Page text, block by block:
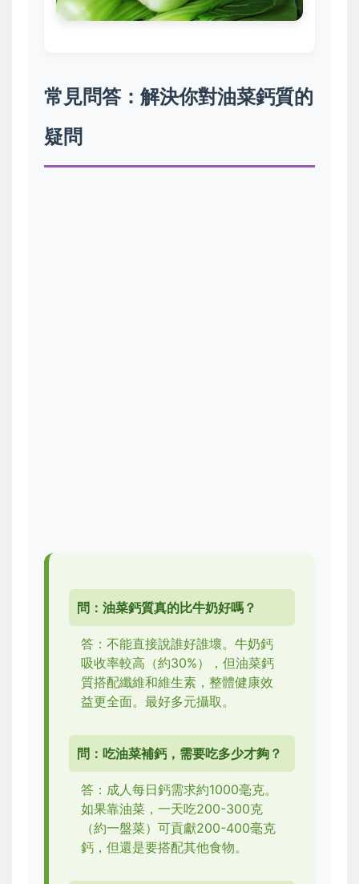
常見問答：解決你對油菜鈣質的
疑問
問：油菜鈣質真的比牛奶好嗎？
答：不能直接說誰好誰壞。牛奶鈣
吸收率較高（約30%），但油菜鈣
質搭配纖維和維生素，整體健康效
益更全面。最好多元攝取。
問：吃油菜補鈣，需要吃多少才夠？
答：成人每日鈣需求約1000毫克。
如果靠油菜，一天吃200-300克
（約一盤菜）可貢獻200-400毫克
鈣，但還是要搭配其他食物。